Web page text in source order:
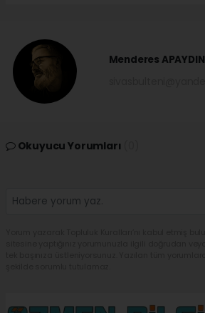
Menderes APAYDIN
Okuyucu Yorumları